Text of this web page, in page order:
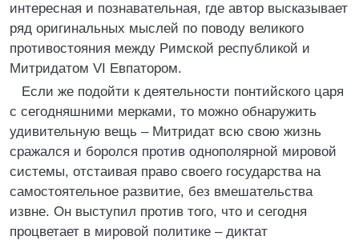
интересная и познавательная, где автор высказывает
ряд оригинальных мыслей по поводу великого
противостояния между Римской республикой и
Митридатом VI Евпатором.
Если же подойти к деятельности понтийского царя
с сегодняшними мерками, то можно обнаружить
удивительную вещь – Митридат всю свою жизнь
сражался и боролся против однополярной мировой
системы, отстаивая право своего государства на
самостоятельное развитие, без вмешательства
извне. Он выступил против того, что и сегодня
процветает в мировой политике – диктат